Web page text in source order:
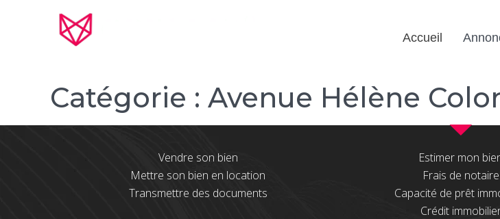
Accueil
Catégorie : Avenue Hélène
Vendre son bien
Mettre son bien en location
Transmettre des documents
Estimer mon
Frais de notaire
Capacité de prêt
Crédit